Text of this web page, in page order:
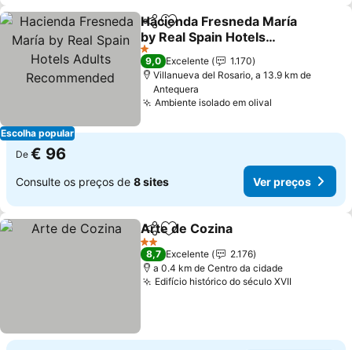
Escolha popular
PartilharAdicionar aos favoritos
Hacienda Fresneda María
by Real Spain Hotels
Adults Recommended
1 Estrelas
9,0 Excelente
1.170
Villanueva del Rosario, a 13.9 km de
Antequera
Ambiente isolado em olival
De € 96
Consulte os preços de 8 sites Ver preços
PartilharAdicionar aos favoritos
Arte de Cozina
2 Estrelas
8,7 Excelente
2.176
a 0.4 km de Centro da cidade
Edifício histórico do século XVII